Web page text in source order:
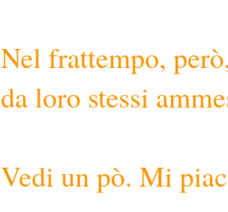
Nel frattempo,
da loro stessi
Vedi un pò. Mi